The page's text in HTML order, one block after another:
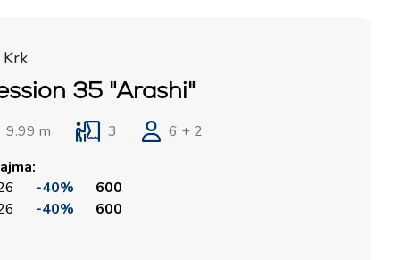
35 "Arashi"
9.99 m 3
6 + 2
-40%
600
-40% 600